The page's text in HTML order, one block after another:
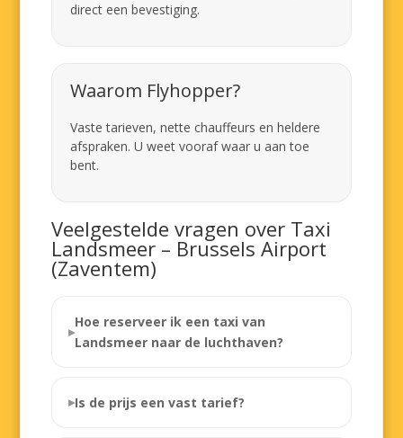
direct een bevestiging.
Waarom Flyhopper?
Vaste tarieven, nette chauffeurs en heldere
afspraken. U weet vooraf waar u aan toe
bent.
Veelgestelde vragen over Taxi
Landsmeer – Brussels Airport
(Zaventem)
Hoe reserveer ik een taxi van
Landsmeer naar de luchthaven?
Is de prijs een vast tarief?